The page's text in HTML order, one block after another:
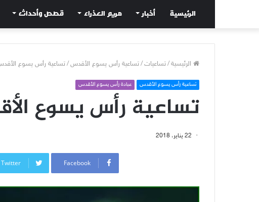
الرئيسية أخبار مريم العذراء قصص وأحداث
الرئيسية/تساعيات/تساعية رأس يسوع الأقدس/تساعية رأس يسوع الأقدس
تساعية رأس يسوع الأقدس عبادة رأس يسوع الأقدس
تساعية رأس يسوع
22 يناير، 2018
Facebook
Twitter